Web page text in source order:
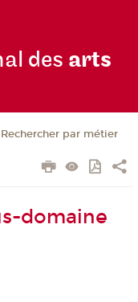
des arts
Rechercher par métier
domaine